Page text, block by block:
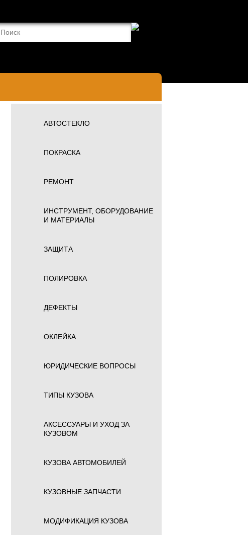
АВТОСТЕКЛО
ПОКРАСКА
РЕМОНТ
ИНСТРУМЕНТ, ОБОРУДОВАНИЕ
И МАТЕРИАЛЫ
ЗАЩИТА
ПОЛИРОВКА
ДЕФЕКТЫ
ОКЛЕЙКА
ЮРИДИЧЕСКИЕ ВОПРОСЫ
ТИПЫ КУЗОВА
АКСЕССУАРЫ И УХОД ЗА
КУЗОВОМ
КУЗОВА АВТОМОБИЛЕЙ
КУЗОВНЫЕ ЗАПЧАСТИ
МОДИФИКАЦИЯ КУЗОВА